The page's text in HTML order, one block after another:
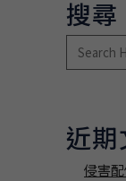
搜尋
近期
侵害